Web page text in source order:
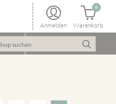
Anmelden Warenkorb
0